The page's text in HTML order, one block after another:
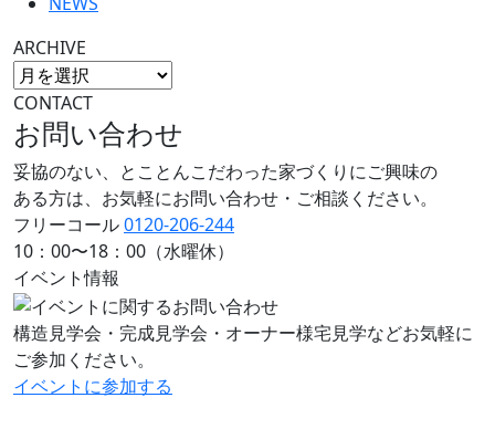
ARCHIVE
CONTACT
お問い合わせ
妥協のない、とことんこだわった家づくりにご興味の
ある方は、お気軽にお問い合わせ・ご相談ください。
フリーコール0120-206-244
10：00〜18：00（水曜休）
イベント情報
構造見学会・完成見学会・オーナー様宅見学などお気軽に
ご参加ください。
イベントに参加する